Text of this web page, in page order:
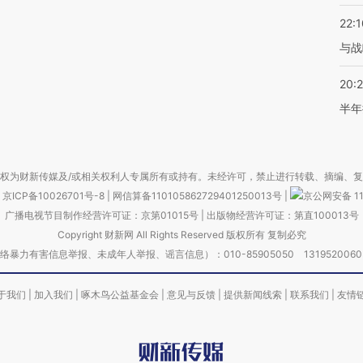
与
半
为财新传媒及/或相关权利人专属所有或持有。未经许可，禁止进行转载、摘编、
京ICP备10026701号-8
网信算备110105862729401250013号
京公网安备
广播电视节目制作经营许可证：京第01015号| 出版物经营许可证：第直100013号
Copyright 财新网 All Rights Reserved 版权所有 复制必究
暴力有害信息举报、未成年人举报、谣言信息）：010-85905050
我们 加入我们 啄木鸟公益基金会 意见与反馈 提供新闻线索 联系我们 友情